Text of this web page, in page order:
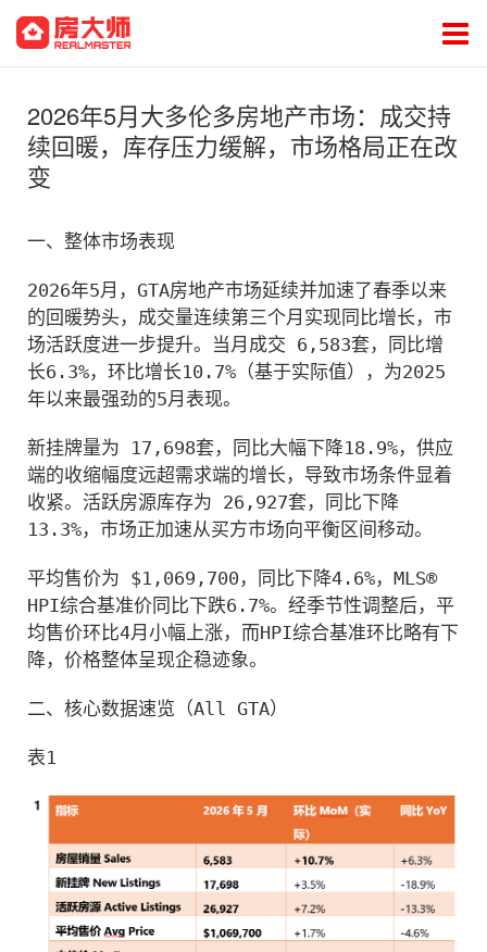
2026年5月大多伦多房地产市场：成交持
续回暖，库存压力缓解，市场格局正在改
变
一、整体市场表现
2026年5月，GTA房地产市场延续并加速了春季以来
的回暖势头，成交量连续第三个月实现同比增长，市
场活跃度进一步提升。当月成交 6,583套，同比增
长6.3%，环比增长10.7%（基于实际值），为2025
年以来最强劲的5月表现。
新挂牌量为 17,698套，同比大幅下降18.9%，供应
端的收缩幅度远超需求端的增长，导致市场条件显着
收紧。活跃房源库存为 26,927套，同比下降
13.3%，市场正加速从买方市场向平衡区间移动。
平均售价为 $1,069,700，同比下降4.6%，MLS®
HPI综合基准价同比下跌6.7%。经季节性调整后，平
均售价环比4月小幅上涨，而HPI综合基准环比略有下
降，价格整体呈现企稳迹象。
二、核心数据速览（All GTA）
表1